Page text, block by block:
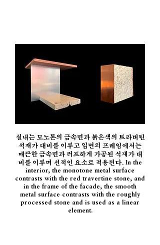
실내는 모노톤의 금속면과 붉은색의 트라버틴
석재가 대비를 이루고 입면의 프레임에서는
매끈한 금속면과 러프하게 가공된 석재가 대
비를 이루며 선적인 요소로 적용된다. In the
interior, the monotone metal surface
contrasts with the red travertine stone, and
in the frame of the facade, the smooth
metal surface contrasts with the roughly
processed stone and is used as a linear
element.